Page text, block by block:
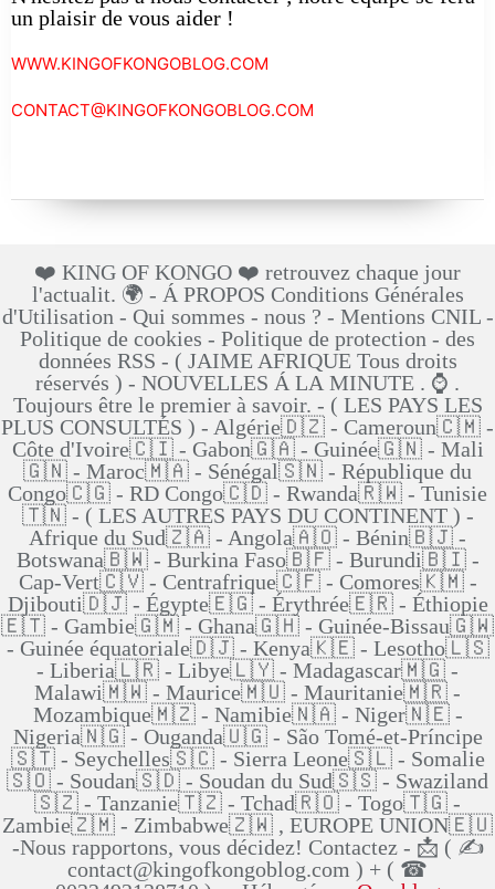
un plaisir de vous aider !
WWW.KINGOFKONGOBLOG.COM
CONTACT@KINGOFKONGOBLOG.COM
❤️ KING OF KONGO ❤️ retrouvez chaque jour
l'actualit. 🌍 - Á PROPOS Conditions Générales
d'Utilisation - Qui sommes - nous ? - Mentions CNIL -
Politique de cookies - Politique de protection - des
données RSS - ( JAIME AFRIQUE Tous droits
réservés ) - NOUVELLES Á LA MINUTE . ⌚ .
Toujours être le premier à savoir. - ( LES PAYS LES
PLUS CONSULTÉS ) - Algérie🇩🇿 - Cameroun🇨🇲 -
Côte d'Ivoire🇨🇮 - Gabon🇬🇦 - Guinée🇬🇳 - Mali
🇬🇳 - Maroc🇲🇦 - Sénégal🇸🇳 - République du
Congo🇨🇬 - RD Congo🇨🇩 - Rwanda🇷🇼 - Tunisie
🇹🇳 - ( LES AUTRES PAYS DU CONTINENT ) -
Afrique du Sud🇿🇦 - Angola🇦🇴 - Bénin🇧🇯 -
Botswana🇧🇼 - Burkina Faso🇧🇫 - Burundi🇧🇮 -
Cap-Vert🇨🇻 - Centrafrique🇨🇫 - Comores🇰🇲 -
Djibouti🇩🇯 - Égypte🇪🇬 - Érythrée🇪🇷 - Éthiopie
🇪🇹 - Gambie🇬🇲 - Ghana🇬🇭 - Guinée-Bissau🇬🇼
- Guinée équatoriale🇩🇯 - Kenya🇰🇪 - Lesotho🇱🇸
- Liberia🇱🇷 - Libye🇱🇾 - Madagascar🇲🇬 -
Malawi🇲🇼 - Maurice🇲🇺 - Mauritanie🇲🇷 -
Mozambique🇲🇿 - Namibie🇳🇦 - Niger🇳🇪 -
Nigeria🇳🇬 - Ouganda🇺🇬 - São Tomé-et-Príncipe
🇸🇹 - Seychelles🇸🇨 - Sierra Leone🇸🇱 - Somalie
🇸🇴 - Soudan🇸🇩 - Soudan du Sud🇸🇸 - Swaziland
🇸🇿 - Tanzanie🇹🇿 - Tchad🇷🇴 - Togo🇹🇬 -
Zambie🇿🇲 - Zimbabwe🇿🇼 , EUROPE UNION🇪🇺
-Nous rapportons, vous décidez! Contactez - 📩 ( ✍
contact@kingofkongoblog.com ) + ( ☎